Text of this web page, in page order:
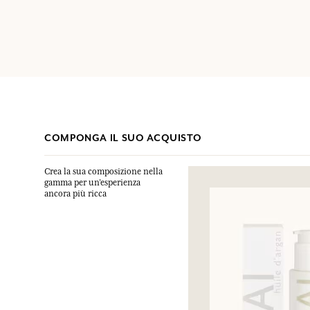
COMPONGA IL SUO ACQUISTO
Crea la sua composizione nella
gamma per un’esperienza
ancora più ricca